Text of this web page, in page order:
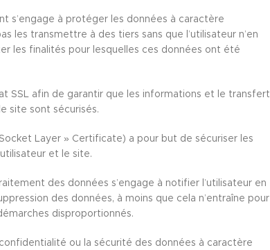
s’engage à protéger les données à caractère
les transmettre à des tiers sans que l’utilisateur n’en
les finalités pour lesquelles ces données ont été
SSL afin de garantir que les informations et le transfert
site sont sécurisés.
Layer » Certificate) a pour but de sécuriser les
et le site.
des données s’engage à notifier l’utilisateur en
des données, à moins que cela n’entraîne pour
disproportionnés.
confidentialité ou la sécurité des données à caractère